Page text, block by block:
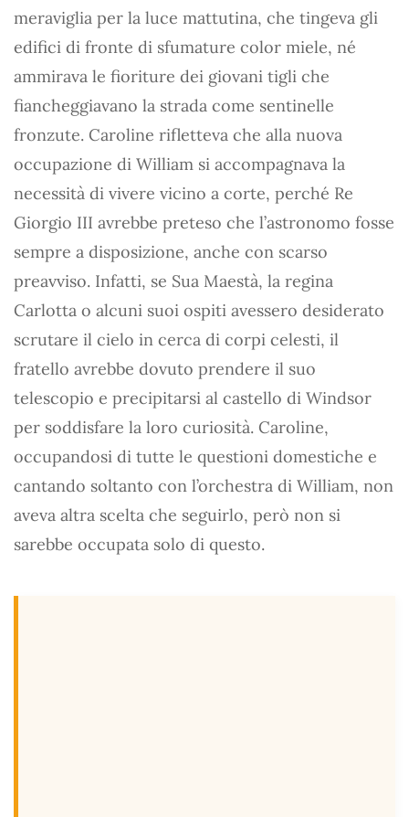
meraviglia per la luce mattutina, che tingeva gli
edifici di fronte di sfumature color miele, né
ammirava le fioriture dei giovani tigli che
fiancheggiavano la strada come sentinelle
fronzute. Caroline rifletteva che alla nuova
occupazione di William si accompagnava la
necessità di vivere vicino a corte, perché Re
Giorgio III avrebbe preteso che l’astronomo fosse
sempre a disposizione, anche con scarso
preavviso. Infatti, se Sua Maestà, la regina
Carlotta o alcuni suoi ospiti avessero desiderato
scrutare il cielo in cerca di corpi celesti, il
fratello avrebbe dovuto prendere il suo
telescopio e precipitarsi al castello di Windsor
per soddisfare la loro curiosità. Caroline,
occupandosi di tutte le questioni domestiche e
cantando soltanto con l’orchestra di William, non
aveva altra scelta che seguirlo, però non si
sarebbe occupata solo di questo.